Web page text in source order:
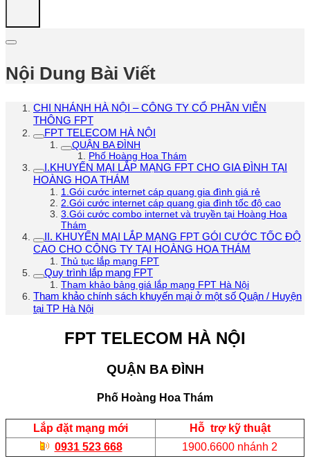
Nội Dung Bài Viết
CHI NHÁNH HÀ NỘI – CÔNG TY CỔ PHẦN VIỄN
THÔNG FPT
FPT TELECOM HÀ NỘI
QUẬN BA ĐÌNH
Phố Hoàng Hoa Thám
I.KHUYẾN MẠI LẮP MẠNG FPT CHO GIA ĐÌNH TẠI
HOÀNG HOA THÁM
1.Gói cước internet cáp quang gia đình giá rẻ
2.Gói cước internet cáp quang gia đình tốc độ cao
3.Gói cước combo internet và truyền tại Hoàng Hoa
Thám
II. KHUYẾN MẠI LẮP MẠNG FPT GÓI CƯỚC TỐC ĐỘ
CAO CHO CÔNG TY TẠI HOÀNG HOA THÁM
Thủ tục lắp mạng FPT
Quy trình lắp mạng FPT
Tham khảo bảng giá lắp mạng FPT Hà Nội
Tham khảo chính sách khuyến mại ở một số Quận / Huyện
tại TP Hà Nội
FPT TELECOM HÀ NỘI
QUẬN BA ĐÌNH
Phố Hoàng Hoa Thám
Lắp đặt mạng mới
Hỗ trợ kỹ thuật
0931 523 668
1900.6600 nhánh 2